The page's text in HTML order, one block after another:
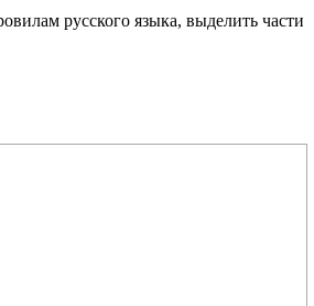
русского языка, выделить части